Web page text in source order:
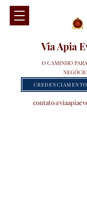
Via Apia
O CAMINHO